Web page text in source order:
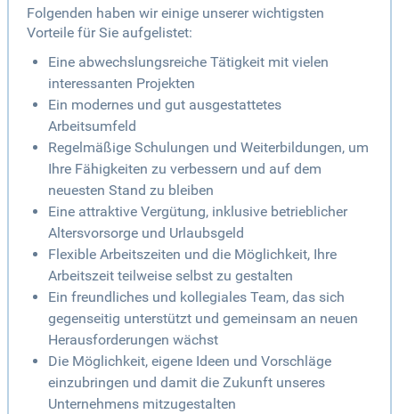
Folgenden haben wir einige unserer wichtigsten
Vorteile für Sie aufgelistet:
Eine abwechslungsreiche Tätigkeit mit vielen
interessanten Projekten
Ein modernes und gut ausgestattetes
Arbeitsumfeld
Regelmäßige Schulungen und Weiterbildungen, um
Ihre Fähigkeiten zu verbessern und auf dem
neuesten Stand zu bleiben
Eine attraktive Vergütung, inklusive betrieblicher
Altersvorsorge und Urlaubsgeld
Flexible Arbeitszeiten und die Möglichkeit, Ihre
Arbeitszeit teilweise selbst zu gestalten
Ein freundliches und kollegiales Team, das sich
gegenseitig unterstützt und gemeinsam an neuen
Herausforderungen wächst
Die Möglichkeit, eigene Ideen und Vorschläge
einzubringen und damit die Zukunft unseres
Unternehmens mitzugestalten